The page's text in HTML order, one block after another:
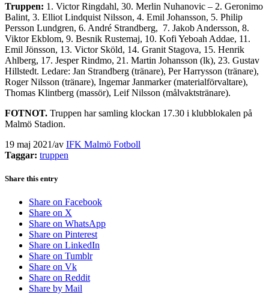
Truppen: 1. Victor Ringdahl, 30. Merlin Nuhanovic – 2. Geronimo
Balint, 3. Elliot Lindquist Nilsson, 4. Emil Johansson, 5. Philip
Persson Lundgren, 6. André Strandberg, 7. Jakob Andersson, 8.
Viktor Ekblom, 9. Besnik Rustemaj, 10. Kofi Yeboah Addae, 11.
Emil Jönsson, 13. Victor Sköld, 14. Granit Stagova, 15. Henrik
Ahlberg, 17. Jesper Rindmo, 21. Martin Johansson (lk), 23. Gustav
Hillstedt. Ledare: Jan Strandberg (tränare), Per Harrysson (tränare),
Roger Nilsson (tränare), Ingemar Janmarker (materialförvaltare),
Thomas Klintberg (massör), Leif Nilsson (målvaktstränare).
FOTNOT. Truppen har samling klockan 17.30 i klubblokalen på
Malmö Stadion.
19 maj 2021/av IFK Malmö Fotboll
Taggar: truppen
Share this entry
Share on Facebook
Share on X
Share on WhatsApp
Share on Pinterest
Share on LinkedIn
Share on Tumblr
Share on Vk
Share on Reddit
Share by Mail